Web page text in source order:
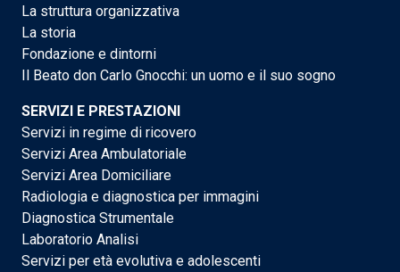
La struttura organizzativa
La storia
Fondazione e dintorni
Il Beato don Carlo Gnocchi: un uomo e il suo sogno
SERVIZI E PRESTAZIONI
Servizi in regime di ricovero
Servizi Area Ambulatoriale
Servizi Area Domiciliare
Radiologia e diagnostica per immagini
Diagnostica Strumentale
Laboratorio Analisi
Servizi per età evolutiva e adolescenti